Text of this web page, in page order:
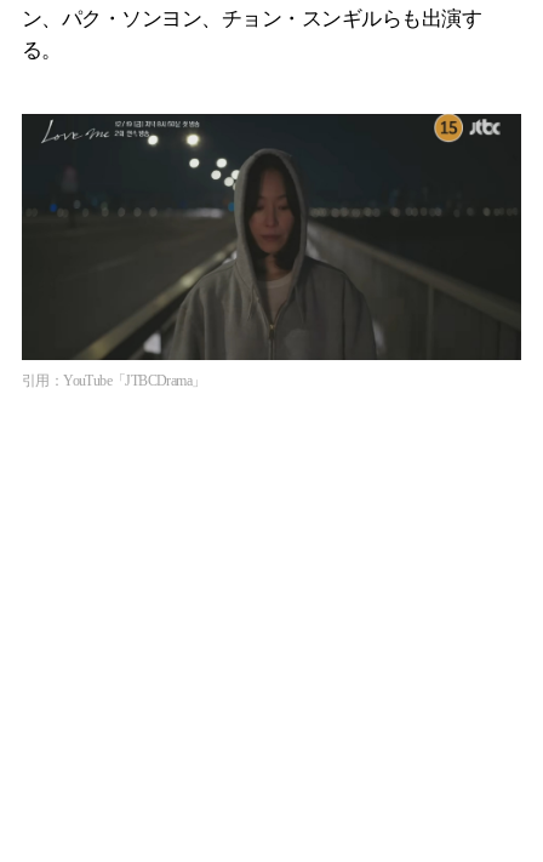
ン、パク・ソンヨン、チョン・スンギルらも出演す
る。
引用：YouTube「JTBCDrama」